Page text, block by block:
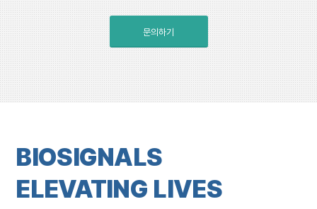
문의하기
BIOSIGNALS
ELEVATING LIVES